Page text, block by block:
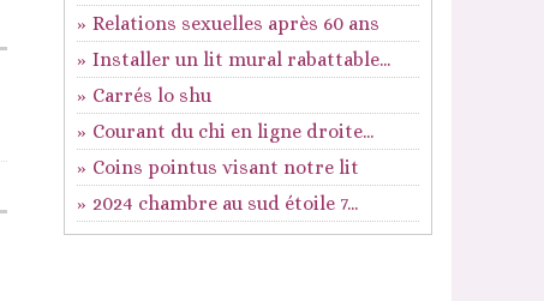
Relations sexuelles après 60 ans
Installer un lit mural rabattable...
Carrés lo shu
Courant du chi en ligne droite...
Coins pointus visant notre lit
2024 chambre au sud étoile 7...